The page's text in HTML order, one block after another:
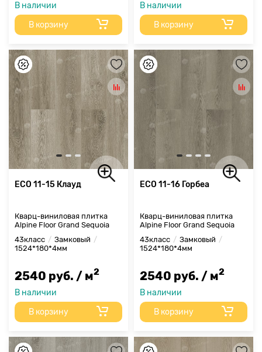
В наличии
В корзину
В наличии
В корзину
ECO 11-15 Клауд
Кварц-виниловая плитка
Alpine Floor Grand Sequoia
43класс
Замковый
1524*180*4мм
2540 руб. / м2
В наличии
В корзину
ECO 11-16 Горбеа
Кварц-виниловая плитка
Alpine Floor Grand Sequoia
43класс
Замковый
1524*180*4мм
2540 руб. / м2
В наличии
В корзину